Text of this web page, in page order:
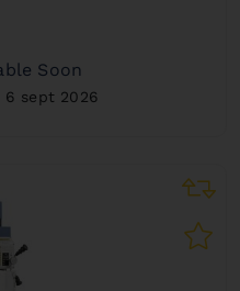
Soon
6 sept 2026